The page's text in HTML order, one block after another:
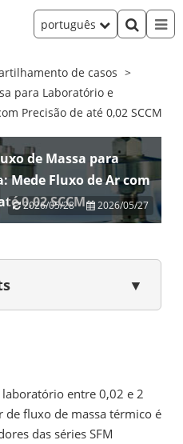
português
de casos
para Laboratório e
Precisão de até 0,02 SCCM
de Massa para
Mede Fluxo de Ar com
0,02 SCCM
2026/05/28 2026/05/27
▼
entre 0,02 e 2
de fluxo de massa térmico é
das séries SFM